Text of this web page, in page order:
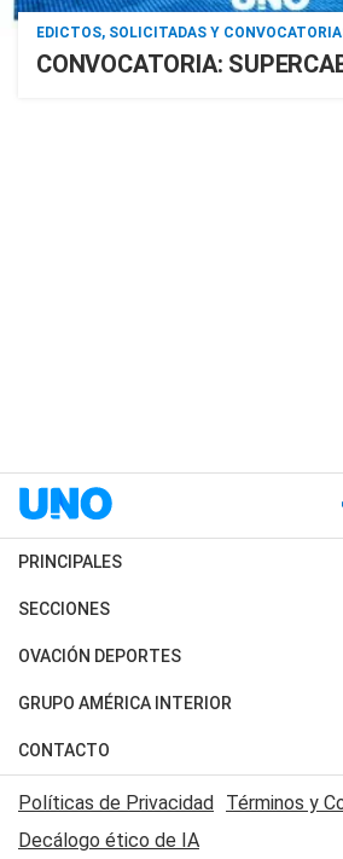
EDICTOS, SOLICITADAS Y
CONVOCATORIA:
PRINCIPALES
Últimas Noticias
Política
Judiciales
Economia
SECCIONES
Horóscopo
Motores
Trucos caseros
Series y Películas
Edictos y Solicitadas
OVACIÓN DEPORTES
Fútbol
Mundial
Automovilismo
Rugby
GRUPO AMÉRICA INTERIOR
Canal 7 en Vivo
CONTACTO
Acerca de Nosotros
Contactanos
Políticas de Privacidad Términos y
Decálogo ético de IA